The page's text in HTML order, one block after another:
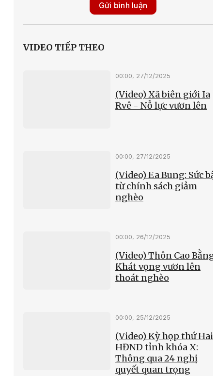
Gửi bình luận
VIDEO TIẾP THEO
00:00, 27/12/2025
(Video) Xã biên giới Ia
Rvê - Nỗ lực vươn lên
00:00, 27/12/2025
(Video) Ea Bung: Sức
từ chính sách giảm
nghèo
00:00, 26/12/2025
(Video) Thôn Cao
Khát vọng vươn lên
thoát nghèo
00:00, 25/12/2025
(Video) Kỳ họp thứ Hai
HĐND tỉnh khóa X:
Thông qua 24 nghị
quyết quan trọng